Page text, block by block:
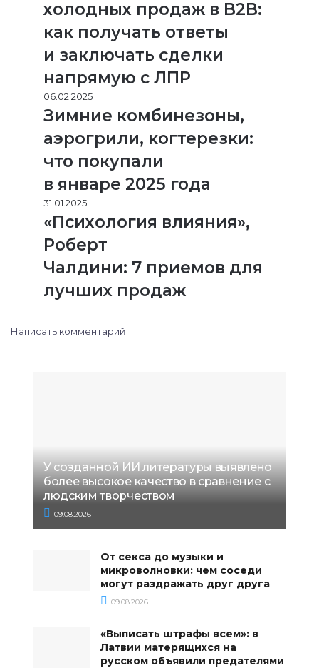
холодных продаж в B2B:
как получать ответы
и заключать сделки
напрямую с ЛПР
06.02.2025
Зимние комбинезоны,
аэрогрили, когтерезки:
что покупали
в январе 2025 года
31.01.2025
«Психология влияния»,
Роберт
Чалдини: 7 приемов для
лучших продаж
Написать комментарий
У созданной ИИ литературы выявлено
более высокое качество в сравнение с
людским творчеством
09.08.2026
От секса до музыки и
микроволновки: чем соседи
могут раздражать друг друга
09.08.2026
«Выписать штрафы всем»: в
Латвии матерящихся на
русском объявили предателями